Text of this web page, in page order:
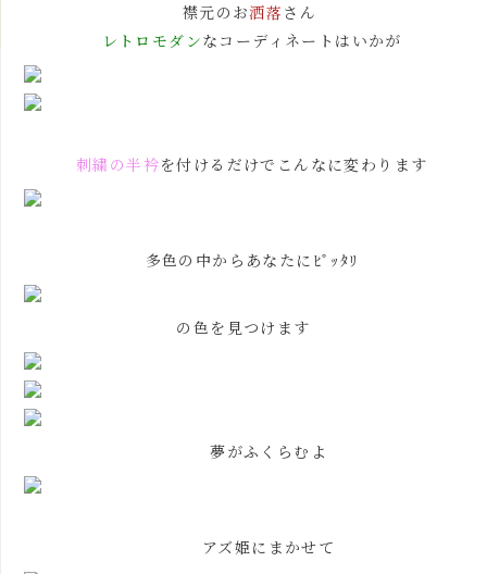
襟元のお洒落 さん
レトロモダンなコーディネートはいかが
刺繍の半衿を付けるだけでこんなに変わります
多色の中からあなたにﾋﾟｯﾀﾘ
の色を見つけます
夢がふくらむよ
アズ姫にまかせて